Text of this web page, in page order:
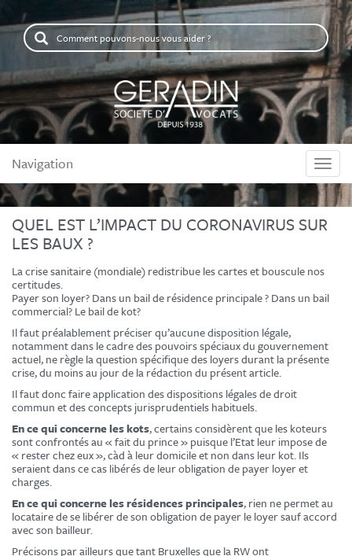
Comment
pouvons-
vous
aider
?
Navigation
QUEL EST L’IMPACT DU CORONAVIRUS SUR
LES BAUX ?
La crise sanitaire (mondiale) redistribue les cartes et bouscule nos
certitudes.
Payer son loyer? Dans un bail de résidence principale ? Dans un bail
commercial? Le bail de kot?
Il faut préalablement préciser qu’aucune disposition légale,
notamment dans le cadre des pouvoirs spéciaux du gouvernement
actuel, ne règle la question spécifique des loyers durant la présente
crise, du moins au jour de la rédaction du présent article.
Il faut donc faire application des dispositions légales de droit
commun et des concepts jurisprudentiels habituels.
En ce qui concerne les kots, certains considèrent que les koteurs
sont confrontés au « fait du prince » puisque l’Etat leur impose de
« rester chez eux », càd à leur domicile et non dans leur kot. Ils
seraient dans ce cas libérés de leur obligation de payer loyer et
charges.
En ce qui concerne les résidences principales, rien ne permet au
locataire de se libérer de son obligation de payer le loyer sauf accord
avec son bailleur.
Précisons par ailleurs que tant Bruxelles que la RW ont